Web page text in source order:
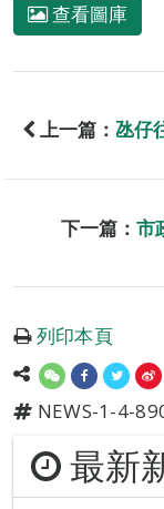
查看圖庫
上一篇： 氹仔
下一篇： 市
列印本頁
NEWS-1-4-
最新